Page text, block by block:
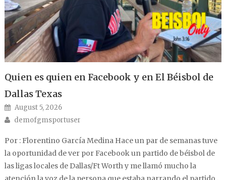
Quien es quien en Facebook y en El Béisbol de
Dallas Texas
Posted on
August 5, 2026
Author
demofgmsportuser
Por : Florentino García Medina Hace un par de semanas tuve
la oportunidad de ver por Facebook un partido de béisbol de
las ligas locales de Dallas/Ft Worth y me llamó mucho la